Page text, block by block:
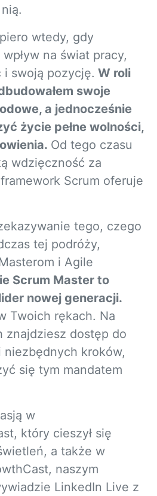
wtedy, gdy
na świat pracy,
i swoją pozycję. W roli
swoje
a jednocześnie
życie pełne wolności,
Od tego czasu
wdzięczność za
Scrum oferuje
tego, czego
tej podróży,
i Agile
Scrum Master to
nowej generacji.
Twoich rękach. Na
znajdziesz dostęp do
kroków,
się tym mandatem
w
który cieszył się
a także w
naszym
LinkedIn Live z